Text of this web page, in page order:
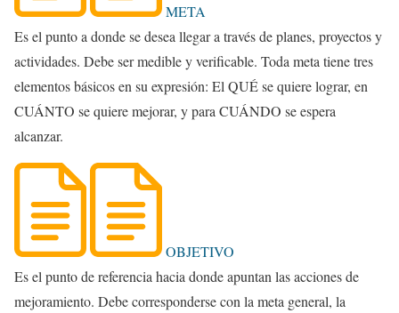
META
Es el punto a donde se desea llegar a través de planes, proyectos y
actividades. Debe ser medible y verificable. Toda meta tiene tres
elementos básicos en su expresión: El QUÉ se quiere lograr, en
CUÁNTO se quiere mejorar, y para CUÁNDO se espera
alcanzar.
OBJETIVO
Es el punto de referencia hacia donde apuntan las acciones de
mejoramiento. Debe corresponderse con la meta general, la